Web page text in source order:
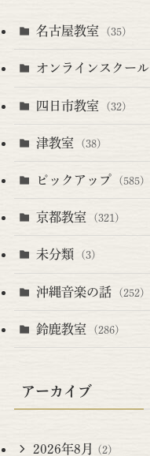
名古屋教室 (35)
オンラインスクール
四日市教室 (32)
津教室 (38)
ピックアップ (585)
京都教室 (321)
未分類 (3)
沖縄音楽の話 (252)
鈴鹿教室 (286)
アーカイブ
2026年8月 (2)